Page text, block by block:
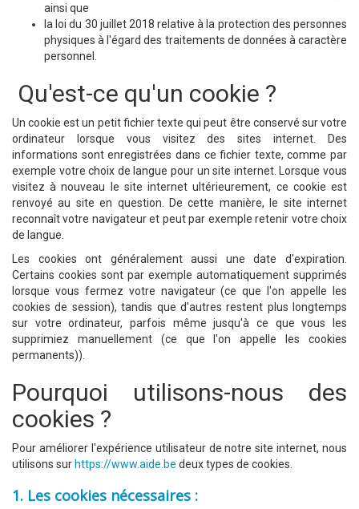
ainsi que
la loi du 30 juillet 2018 relative à la protection des personnes
physiques à l'égard des traitements de données à caractère
personnel.
Qu'est-ce qu'un cookie ?
Un cookie est un petit fichier texte qui peut être conservé sur votre
ordinateur lorsque vous visitez des sites internet. Des
informations sont enregistrées dans ce fichier texte, comme par
exemple votre choix de langue pour un site internet. Lorsque vous
visitez à nouveau le site internet ultérieurement, ce cookie est
renvoyé au site en question. De cette manière, le site internet
reconnaît votre navigateur et peut par exemple retenir votre choix
de langue.
Les cookies ont généralement aussi une date d'expiration.
Certains cookies sont par exemple automatiquement supprimés
lorsque vous fermez votre navigateur (ce que l'on appelle les
cookies de session), tandis que d'autres restent plus longtemps
sur votre ordinateur, parfois même jusqu'à ce que vous les
supprimiez manuellement (ce que l'on appelle les cookies
permanents)).
Pourquoi utilisons-nous des
cookies ?
Pour améliorer l'expérience utilisateur de notre site internet, nous
utilisons sur https://www.aide.be deux types de cookies.
1. Les cookies nécessaires :